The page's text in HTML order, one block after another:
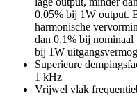
0,05% bij 1W output.
harmonische
dan 0,1% bij nominaal
bij 1W
Superieure
1 kHz
Vrijwel vlak